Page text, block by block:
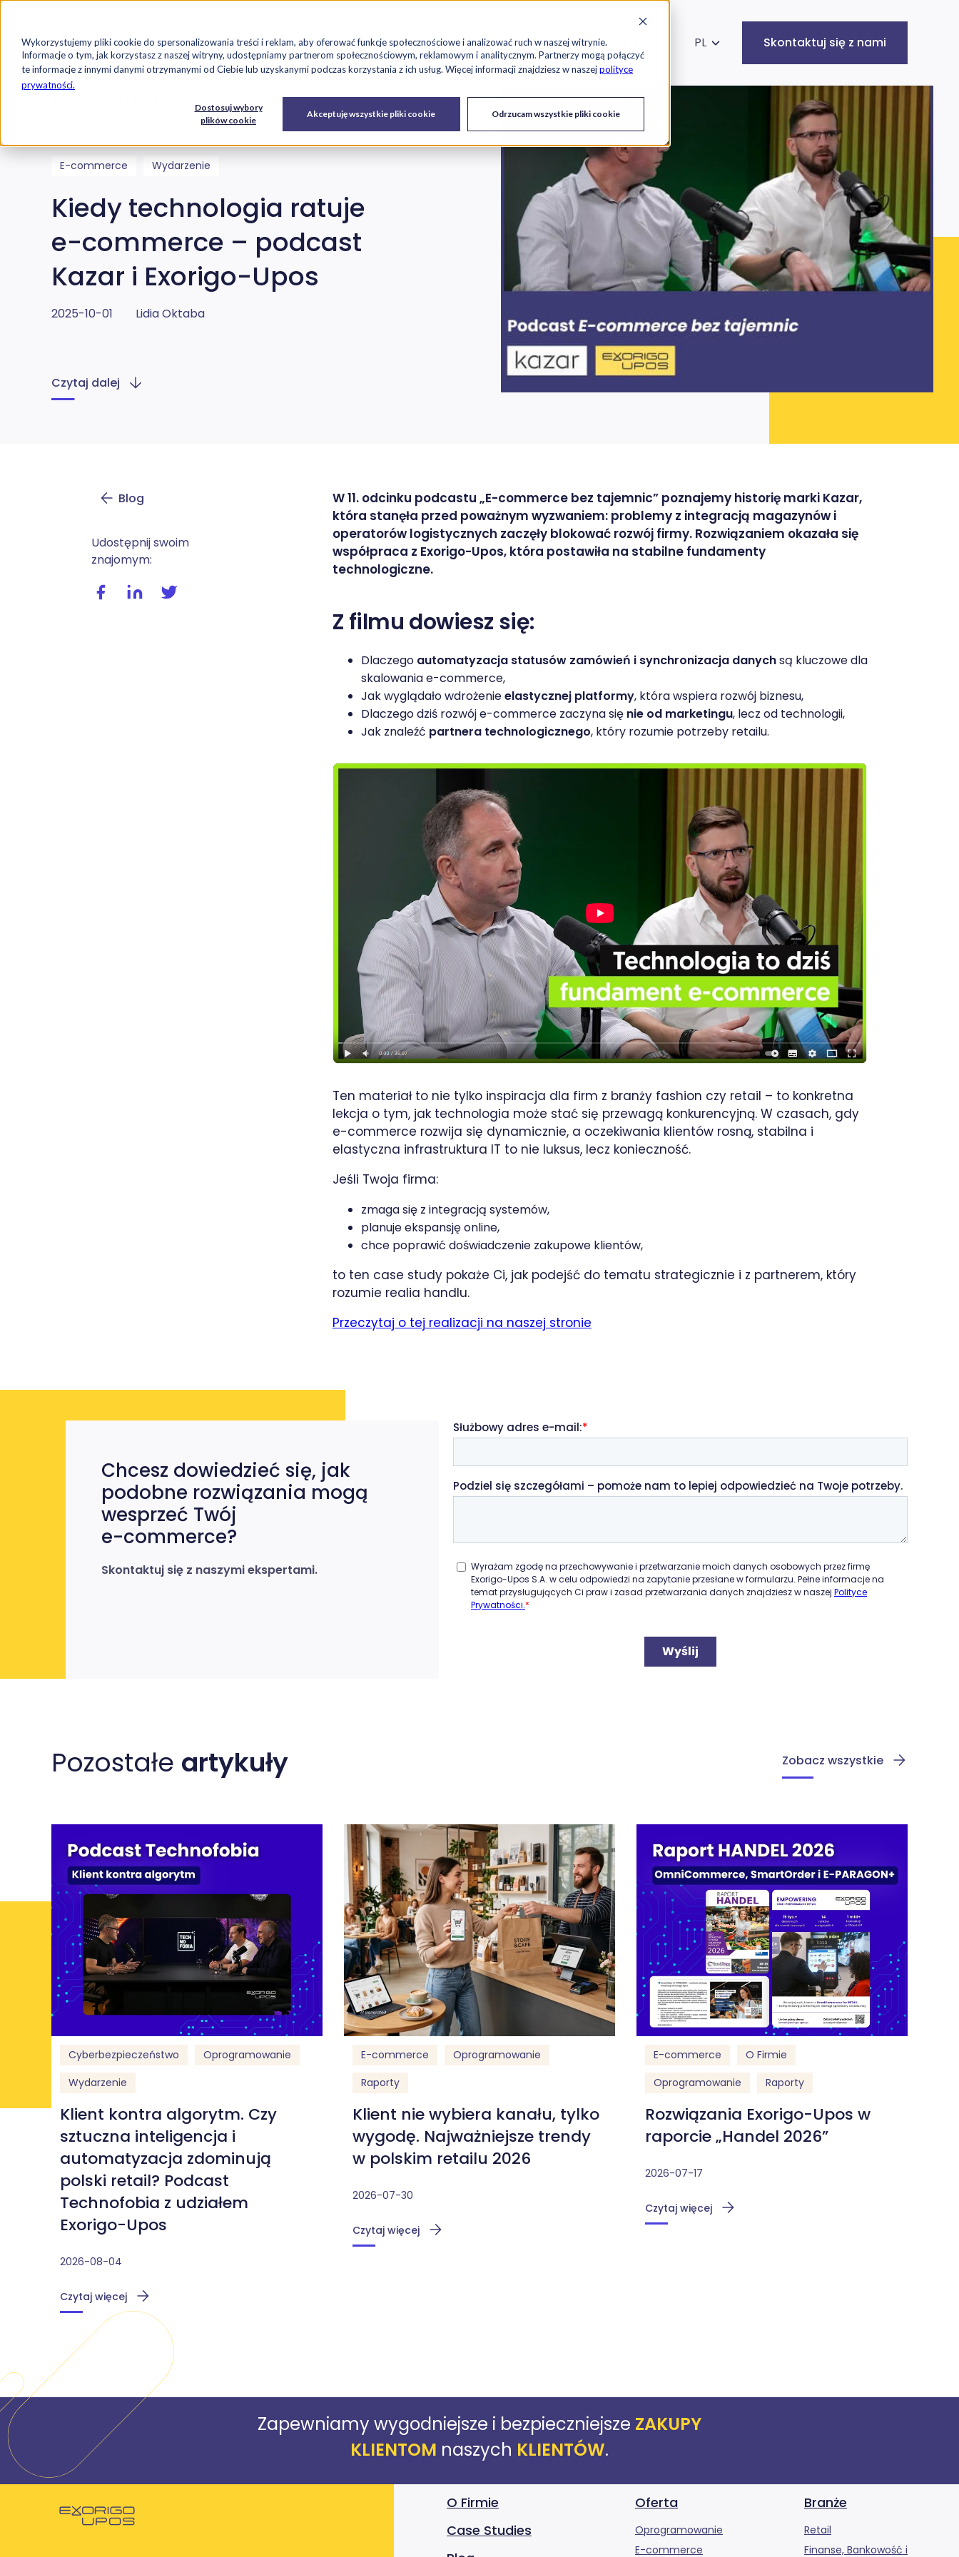
Wykorzystujemy pliki cookie do spersonalizowania treści i reklam, aby oferować funkcje społecznościowe i analizować ruch w naszej witrynie.
Informacje o tym, jak korzystasz z naszej witryny, udostępniamy partnerom społecznościowym, reklamowym i analitycznym. Partnerzy mogą połączyć
te informacje z innymi danymi otrzymanymi od Ciebie lub uzyskanymi podczas korzystania z ich usług. Więcej informacji znajdziesz w naszejpolityce
prywatności.
Dostosuj wybory
plików cookie
Akceptuję wszystkie pliki cookie Odrzucam wszystkie pliki cookie
Przejdź do treści
Oferta
E-
commerce
fiskalne
Urządzenia
urządzeń
Cyberbezpieczeństwo
Case studies Raport RetailTech Blog O nas Kariera Szukaj na stronie
PL Skontaktuj się z nami
E-commerce Wydarzenie
Kiedy technologia ratuje
e-commerce – podcast
Kazar i Exorigo-Upos
2025-10-01 Lidia Oktaba
Czytaj dalej
Blog
Udostępnij swoim
znajomym:
Udostępnij wpis na facebooku
Udostępnij wpis na linkedIn
W 11. odcinku podcastu „E-commerce bez tajemnic” poznajemy historię marki Kazar,
która stanęła przed poważnym wyzwaniem: problemy z integracją magazynów i
operatorów logistycznych zaczęły blokować rozwój firmy. Rozwiązaniem okazała się
współpraca z Exorigo-Upos, która postawiła na stabilne fundamenty
technologiczne.
Z filmu dowiesz się:
Dlaczego automatyzacja statusów zamówień i synchronizacja danychsą kluczowe dla
skalowania e-commerce,
Jak wyglądało wdrożenieelastycznej platformy, która wspiera rozwój biznesu,
Dlaczego dziś rozwój e-commerce zaczyna się nie od marketingu, lecz od technologii,
Jak znaleźć partnera technologicznego, który rozumie potrzeby retailu.
Przejdź do
Ten materiał to nie tylko inspiracja dla firm z branży fashion czy retail – to konkretna
lekcja o tym, jak technologia może stać się przewagą konkurencyjną. W czasach, gdy
e-commerce rozwija się dynamicznie, a oczekiwania klientów rosną, stabilna i
elastyczna infrastruktura IT to nie luksus, lecz konieczność.
Jeśli Twoja firma:
zmaga się z integracją systemów,
planuje ekspansję online,
chce poprawić doświadczenie zakupowe klientów,
to ten case study pokaże Ci, jak podejść do tematu strategicznie i z partnerem, który
rozumie realia handlu.
Przeczytaj o tej realizacji na naszej stronie
Chcesz dowiedzieć się, jak
podobne rozwiązania mogą
wesprzeć Twój
e-commerce?
Skontaktuj się z naszymi ekspertami.
Pozostałe artykuły Zobacz wszystkie
Cyberbezpieczeństwo
Oprogramowanie
Wydarzenie
Klient kontra algorytm. Czy
sztuczna inteligencja i
automatyzacja zdominują
polski retail? Podcast
Technofobia z udziałem
Exorigo-Upos
2026-08-04
Czytaj więcej
E-commerce
Oprogramowanie
Raporty
Klient nie wybiera kanału, tylko
wygodę. Najważniejsze trendy
w polskim retailu 2026
2026-07-30
Czytaj więcej
E-commerce
O Firmie
Oprogramowanie
Raporty
Rozwiązania Exorigo-Upos w
raporcie „Handel 2026”
2026-07-17
Czytaj więcej
Zapewniamy wygodniejsze i bezpieczniejsze ZAKUPY
KLIENTOM naszych KLIENTÓW.
O Firmie
Case Studies
Oferta
Oprogramowanie
E-commerce
Branże
Retail
Finanse, Bankowość i